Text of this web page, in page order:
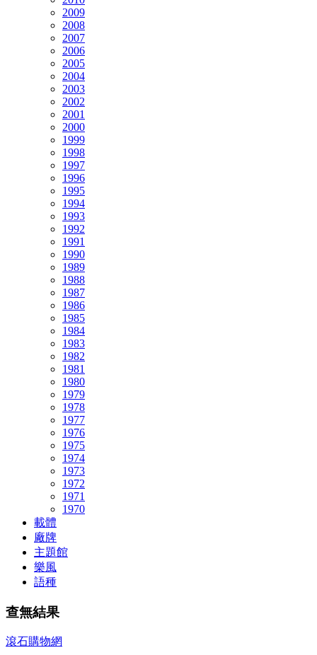
2009
2008
2007
2006
2005
2004
2003
2002
2001
2000
1999
1998
1997
1996
1995
1994
1993
1992
1991
1990
1989
1988
1987
1986
1985
1984
1983
1982
1981
1980
1979
1978
1977
1976
1975
1974
1973
1972
1971
1970
載體
廠牌
主題館
樂風
語種
查無結果
滾石購物網